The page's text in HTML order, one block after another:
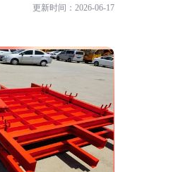
更新时间：2026-06-17